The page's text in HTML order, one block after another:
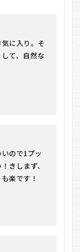
に入り。そ
て、自然な
ので1プッ
きしまず、
楽です！